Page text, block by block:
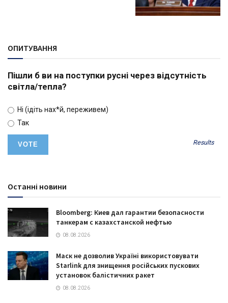
ОПИТУВАННЯ
Пішли б ви на поступки русні через відсутність
світла/тепла?
Ні (ідіть нах*й, переживем)
Так
Results
Останні новини
Bloomberg: Киев дал гарантии безопасности
танкерам с казахстанской нефтью
08.08.2026
Маск не дозволив Україні використовувати
Starlink для знищення російських пускових
установок балістичних ракет
08.08.2026